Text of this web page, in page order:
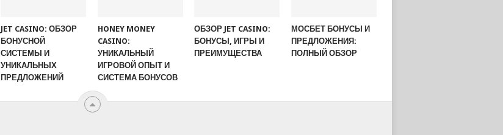
JET CASINO: ОБЗОР
БОНУСНОЙ
СИСТЕМЫ И
УНИКАЛЬНЫХ
ПРЕДЛОЖЕНИЙ
HONEY MONEY
CASINO:
УНИКАЛЬНЫЙ
ИГРОВОЙ ОПЫТ И
СИСТЕМА БОНУСОВ
ОБЗОР JET CASINO:
БОНУСЫ, ИГРЫ И
ПРЕИМУЩЕСТВА
МОСБЕТ БОНУСЫ И
ПРЕДЛОЖЕНИЯ:
ПОЛНЫЙ ОБЗОР